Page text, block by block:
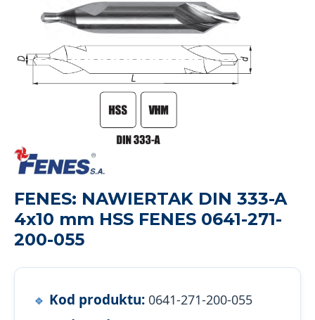
FENES: NAWIERTAK DIN 333-A
4x10 mm HSS FENES 0641-271-
200-055
Kod produktu: 0641-271-200-055